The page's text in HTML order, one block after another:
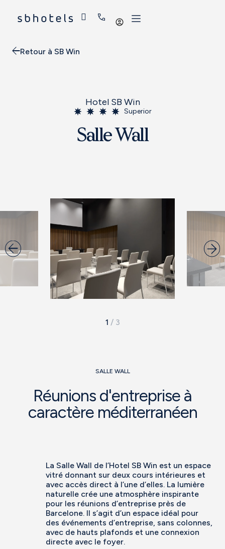
Se
Retour à SB Win
Hotel SB Win
Superior
Salle Wall
1 / 3
SALLE WALL
Réunions d'entreprise à
caractère méditerranéen
La Salle Wall de l’Hotel SB Win est un espace
vitré donnant sur deux cours intérieures et
avec accès direct à l’une d’elles. La lumière
naturelle crée une atmosphère inspirante
pour les réunions d’entreprise près de
Barcelone. Il s’agit d’un espace idéal pour
des événements d’entreprise, sans colonnes,
avec de hauts plafonds et une connexion
directe avec le foyer.